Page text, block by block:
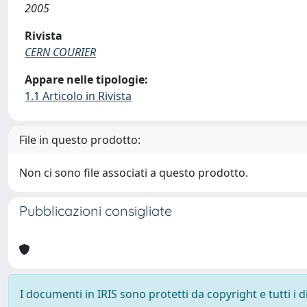
2005
Rivista
CERN COURIER
Appare nelle tipologie:
1.1 Articolo in Rivista
File in questo prodotto:
Non ci sono file associati a questo prodotto.
Pubblicazioni consigliate
I documenti in IRIS sono protetti da copyright e tutti i